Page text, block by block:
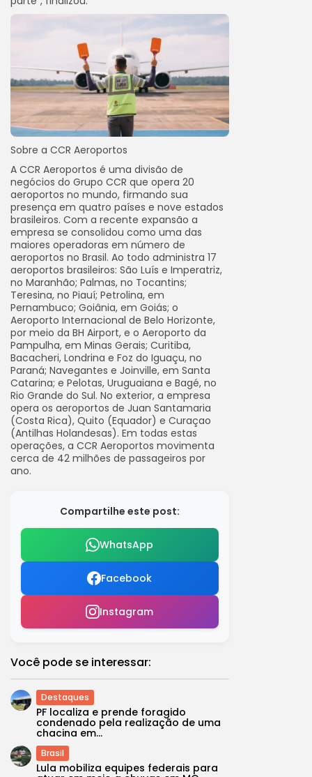
Sobre a CCR Aeroportos
A CCR Aeroportos é uma divisão de
negócios do Grupo CCR que opera 20
aeroportos no mundo, firmando sua
presença em quatro países e nove estados
brasileiros. Com a recente expansão a
empresa se consolidou como uma das
maiores operadoras em número de
aeroportos no Brasil. Ao todo administra 17
aeroportos brasileiros: São Luís e Imperatriz,
no Maranhão; Palmas, no Tocantins;
Teresina, no Piauí; Petrolina, em
Pernambuco; Goiânia, em Goiás; o
Aeroporto Internacional de Belo Horizonte,
por meio da BH Airport, e o Aeroporto da
Pampulha, em Minas Gerais; Curitiba,
Bacacheri, Londrina e Foz do Iguaçu, no
Paraná; Navegantes e Joinville, em Santa
Catarina; e Pelotas, Uruguaiana e Bagé, no
Rio Grande do Sul. No exterior, a empresa
opera os aeroportos de Juan Santamaria
(Costa Rica), Quito (Equador) e Curaçao
(Antilhas Holandesas). Em todas estas
operações, a CCR Aeroportos movimenta
cerca de 42 milhões de passageiros por
ano.
Compartilhe este post:
WhatsApp
Facebook
Instagram
Você pode se interessar:
Destaques
PF localiza e prende foragido
condenado pela realização de uma
chacina em...
Brasil
Lula mobiliza equipes federais para